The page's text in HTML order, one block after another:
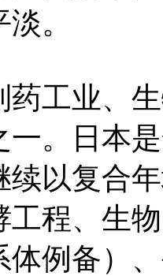
。
药工业、
一。日本
续以复合
工程、生
体例备）